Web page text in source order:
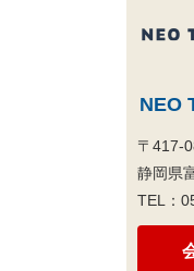
NEO
〒417-
静岡県
TEL：